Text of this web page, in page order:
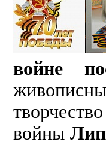
войне
войны